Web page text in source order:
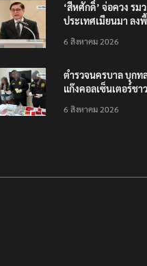
‘สีหศักดิ์’ จ่อควง รม
ประเทศเมียนมา ลง
6 สิงหาคม 2026
ตำรวจนครบาล บุกท
แก๊งคอลเซ็นเตอร์ชาว
ในกล่องพัสดุส่งญี่ปุ่น
6 สิงหาคม 2026